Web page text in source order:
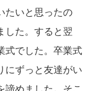
たいと思ったの
した。すると翌
式でした。卒業式
にずっと友達がい
諦めました。そこ